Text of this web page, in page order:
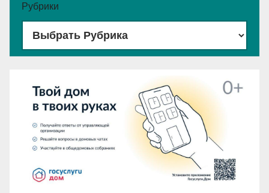
Рубрики